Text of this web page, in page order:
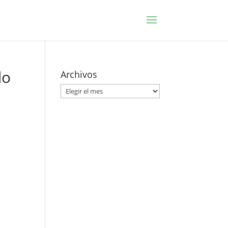
Archivos
Archivos